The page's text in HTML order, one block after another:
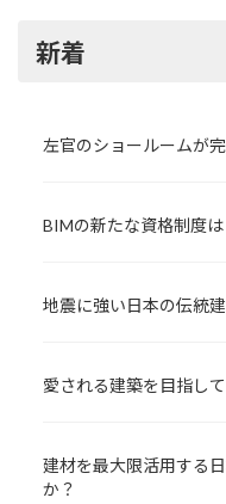
新着
左官のショールームが
BIMの新たな資格制度は
地震に強い日本の伝統
愛される建築を目指して
建材を最大限活用する
か？